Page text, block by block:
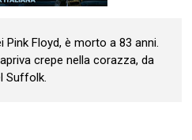
Pink Floyd, è morto a 83 anni.
crepe nella corazza, da
Suffolk.